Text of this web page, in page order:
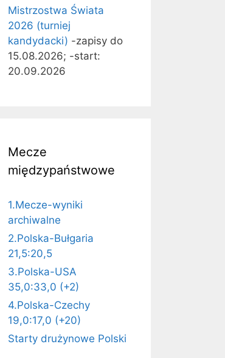
Mistrzostwa Świata
2026 (turniej
kandydacki) -zapisy do
15.08.2026; -start:
20.09.2026
Mecze
międzypaństwowe
1.Mecze-wyniki
archiwalne
2.Polska-Bułgaria
21,5:20,5
3.Polska-USA
35,0:33,0 (+2)
4.Polska-Czechy
19,0:17,0 (+20)
Starty drużynowe Polski